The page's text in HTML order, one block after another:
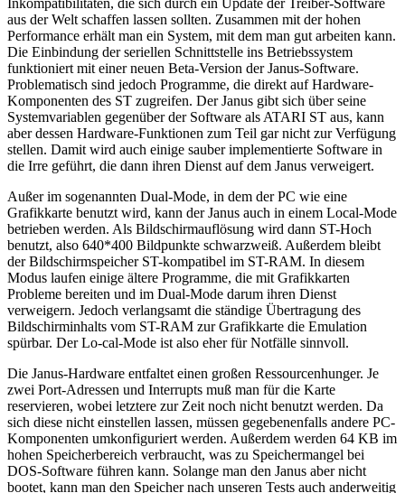
aus der Welt schaffen lassen sollten. Zusammen mit der hohen
Performance erhält man ein System, mit dem man gut arbeiten kann.
Die Einbindung der seriellen Schnittstelle ins Betriebssystem
funktioniert mit einer neuen Beta-Version der Janus-Software.
Problematisch sind jedoch Programme, die direkt auf Hardware-
Komponenten des ST zugreifen. Der Janus gibt sich über seine
Systemvariablen gegenüber der Software als ATARI ST aus, kann
aber dessen Hardware-Funktionen zum Teil gar nicht zur Verfügung
stellen. Damit wird auch einige sauber implementierte Software in
die Irre geführt, die dann ihren Dienst auf dem Janus verweigert.
Außer im sogenannten Dual-Mode, in dem der PC wie eine
Grafikkarte benutzt wird, kann der Janus auch in einem Local-Mode
betrieben werden. Als Bildschirmauflösung wird dann ST-Hoch
benutzt, also 640*400 Bildpunkte schwarzweiß. Außerdem bleibt
der Bildschirmspeicher ST-kompatibel im ST-RAM. In diesem
Modus laufen einige ältere Programme, die mit Grafikkarten
Probleme bereiten und im Dual-Mode darum ihren Dienst
verweigern. Jedoch verlangsamt die ständige Übertragung des
Bildschirminhalts vom ST-RAM zur Grafikkarte die Emulation
spürbar. Der Lo-cal-Mode ist also eher für Notfälle sinnvoll.
Die Janus-Hardware entfaltet einen großen Ressourcenhunger. Je
zwei Port-Adressen und Interrupts muß man für die Karte
reservieren, wobei letztere zur Zeit noch nicht benutzt werden. Da
sich diese nicht einstellen lassen, müssen gegebenenfalls andere PC-
Komponenten umkonfiguriert werden. Außerdem werden 64 KB im
hohen Speicherbereich verbraucht, was zu Speichermangel bei
DOS-Software führen kann. Solange man den Janus aber nicht
bootet, kann man den Speicher nach unseren Tests auch anderweitig